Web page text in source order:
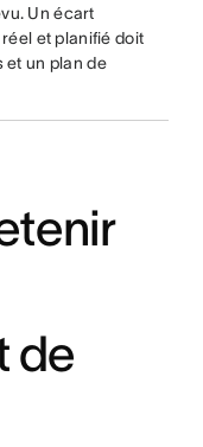
Un écart
et planifié doit
et un plan de
de